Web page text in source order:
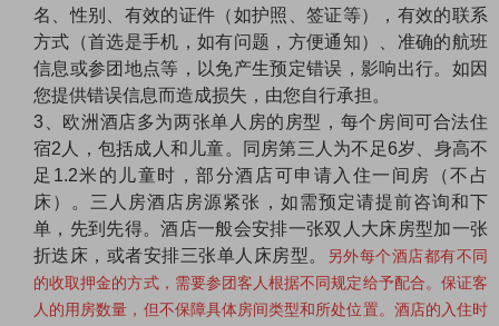
名、性别、有效的证件（如护照、签证等），有效的联系
方式（首选是手机，如有问题，方便通知）、准确的航班
信息或参团地点等，以免产生预定错误，影响出行。如因
您提供错误信息而造成损失，由您自行承担。
3、欧洲酒店多为两张单人房的房型，每个房间可合法住
宿2人，包括成人和儿童。同房第三人为不足6岁、身高不
足1.2米的儿童时，部分酒店可申请入住一间房（不占
床）。三人房酒店房源紧张，如需预定请提前咨询和下
单，先到先得。酒店一般会安排一张双人大床房型加一张
折迭床，或者安排三张单人床房型。
另外每个酒店都有不同
的收取押金的方式，需要参团客人根据不同规定给予配合。保证客
人的用房数量，但不保障具体房间类型和所处位置。酒店的入住时